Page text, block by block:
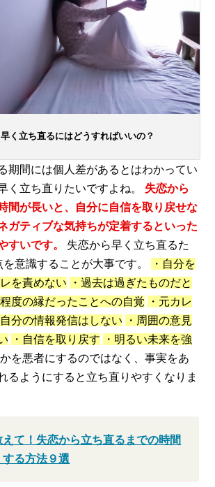
く立ち直るにはどうすればいいの？
期間には個人差があるとはわかってい
く立ち直りたいですよね。 失恋から
間が長いと、自分に自信を取り戻せな
ガティブな気持ちが定着するといった
すいです。
失恋から早く立ち直るた
意識することが大事です。
・自分を
レを責めない
・過去は過ぎたものだと
程度の縁だったことへの自覚
・元カレ
自分の情報発信はしない
・周囲の意見
・自信を取り戻す
・明るい未来を強
を悪者にするのではなく、事実をあ
るようにすると立ち直りやすくなりま
えて！失恋から立ち直るまでの時間
する方法９選